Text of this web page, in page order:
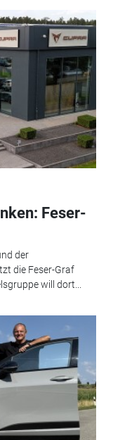
Feser-
der
die Feser-Graf
will dort...